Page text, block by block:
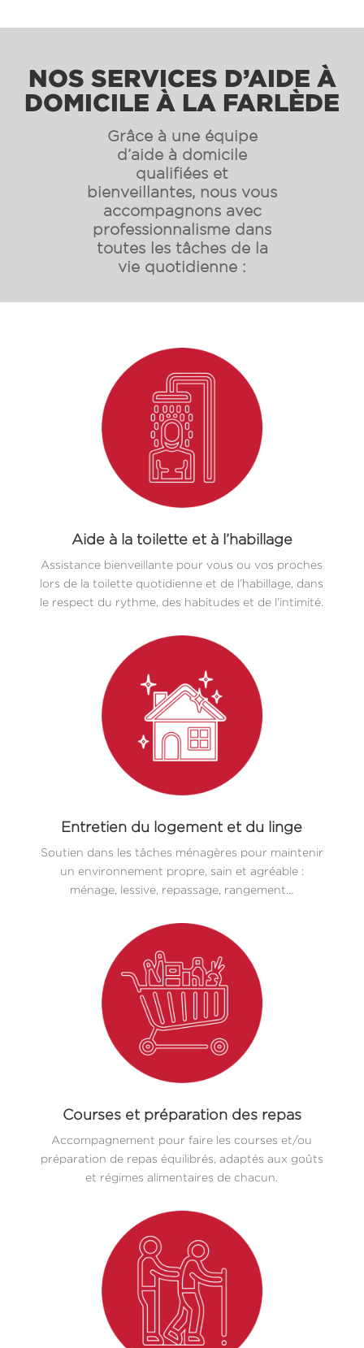
NOS SERVICES D’AIDE À
DOMICILE À LA FARLÈDE
Grâce à une équipe
d’aide à domicile
qualifiées et
bienveillantes, nous vous
accompagnons avec
professionnalisme dans
toutes les tâches de la
vie quotidienne :
Aide à la toilette et à l’habillage
Assistance bienveillante pour vous ou vos proches
lors de la toilette quotidienne et de l’habillage, dans
le respect du rythme, des habitudes et de l’intimité.
Entretien du logement et du linge
Soutien dans les tâches ménagères pour maintenir
un environnement propre, sain et agréable :
ménage, lessive, repassage, rangement…
Courses et préparation des repas
Accompagnement pour faire les courses et/ou
préparation de repas équilibrés, adaptés aux goûts
et régimes alimentaires de chacun.